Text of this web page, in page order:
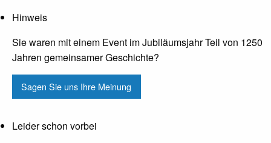
Hinweis
Sie waren mit einem Event im Jubiläumsjahr Teil von 1250
Jahren gemeinsamer Geschichte?
Sagen Sie uns Ihre Meinung
Leider schon vorbei